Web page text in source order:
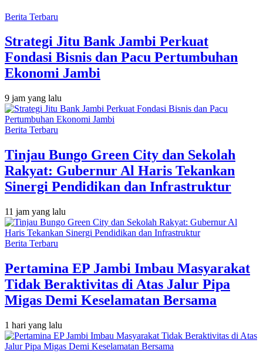
Berita Terbaru
Strategi Jitu Bank Jambi Perkuat
Fondasi Bisnis dan Pacu Pertumbuhan
Ekonomi Jambi
9 jam yang lalu
Berita Terbaru
Tinjau Bungo Green City dan Sekolah
Rakyat: Gubernur Al Haris Tekankan
Sinergi Pendidikan dan Infrastruktur
11 jam yang lalu
Berita Terbaru
Pertamina EP Jambi Imbau Masyarakat
Tidak Beraktivitas di Atas Jalur Pipa
Migas Demi Keselamatan Bersama
1 hari yang lalu